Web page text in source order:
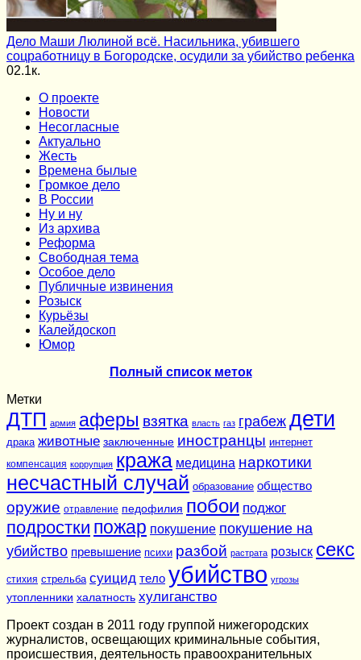
Дело Маши Люлиной всё. Насильника, убившего
соцработницу в Богородске, осудили за убийство ребенка
02.1к.
О проекте
Новости
Несогласные
Актуально
Жесть
Времена былые
Громкое дело
В России
Ну и ну
Из архива
Реформа
Cвободная тема
Особое дело
Публичные извинения
Розыск
Курьёзы
Калейдоскоп
Юмор
Полный список меток
Метки
ДТП армия аферы взятка власть газ грабеж дети
драка животные заключенные иностранцы интернет
компенсация коррупция кража медицина наркотики
несчастный случай образование общество
оружие отравление педофилия побои поджог
подростки пожар покушение покушение на
убийство превышение психи разбой растрата розыск секс
стихия стрельба суицид тело убийство угрозы
утопленники халатность хулиганство
Проект создан в 2011 году группой нижегородских
журналистов, освещающих криминальные события,
происшествия, деятельность правоохранительных